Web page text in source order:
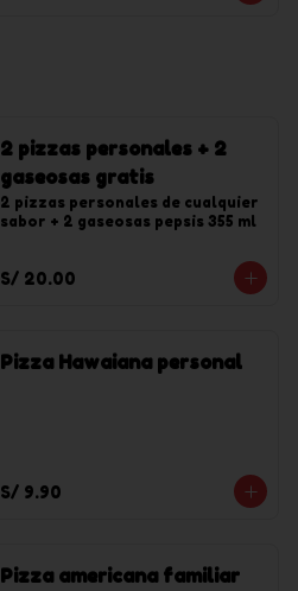
2 pizzas personales + 2
gaseosas gratis
2 pizzas personales de cualquier
sabor + 2 gaseosas pepsis 355 ml
S/ 20.00
Pizza Hawaiana personal
S/ 9.90
Pizza americana familiar